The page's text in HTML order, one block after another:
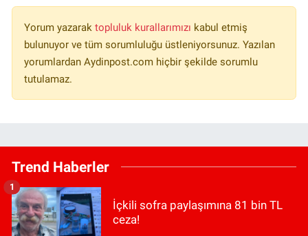
Yorum yazarak topluluk kurallarımızı kabul etmiş
bulunuyor ve tüm sorumluluğu üstleniyorsunuz. Yazılan
yorumlardan Aydinpost.com hiçbir şekilde sorumlu
tutulamaz.
Trend Haberler
İçkili sofra paylaşımına 81 bin TL
ceza!
1